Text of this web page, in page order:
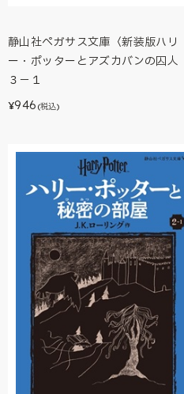
静山社ペガサス文庫〈新装版ハリ
ー・ポッターとアズカバンの囚人
３－１
¥946 (税込)